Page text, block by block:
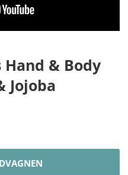
Hand & Body
Jojoba